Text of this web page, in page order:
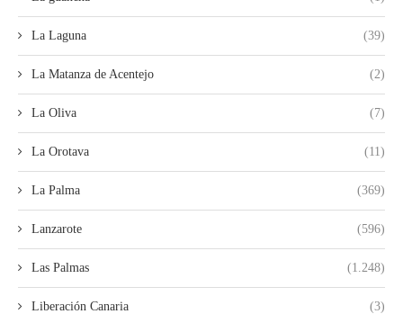
La Laguna (39)
La Matanza de Acentejo (2)
La Oliva (7)
La Orotava (11)
La Palma (369)
Lanzarote (596)
Las Palmas (1.248)
Liberación Canaria (3)